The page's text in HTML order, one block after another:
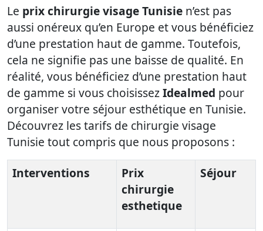
Le prix chirurgie visage Tunisie n’est pas
aussi onéreux qu’en Europe et vous bénéficiez
d’une prestation haut de gamme. Toutefois,
cela ne signifie pas une baisse de qualité. En
réalité, vous bénéficiez d’une prestation haut
de gamme si vous choisissezIdealmed pour
organiser votre séjour esthétique en Tunisie.
Découvrez les tarifs de chirurgie visage
Tunisie tout compris que nous proposons :
Interventions
Prix
chirurgie
esthetique
Séjour